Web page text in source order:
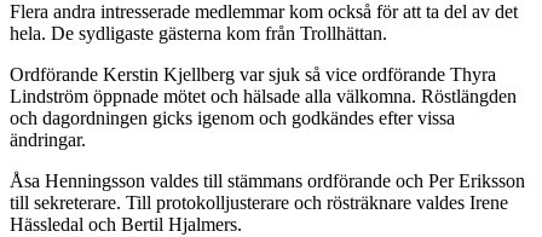
Flera andra intresserade medlemmar kom också för att ta del av det
hela. De sydligaste gästerna kom från Trollhättan.
Ordförande Kerstin Kjellberg var sjuk så vice ordförande Thyra
Lindström öppnade mötet och hälsade alla välkomna. Röstlängden
och dagordningen gicks igenom och godkändes efter vissa
ändringar.
Åsa Henningsson valdes till stämmans ordförande och Per Eriksson
till sekreterare. Till protokolljusterare och rösträknare valdes Irene
Hässledal och Bertil Hjalmers.